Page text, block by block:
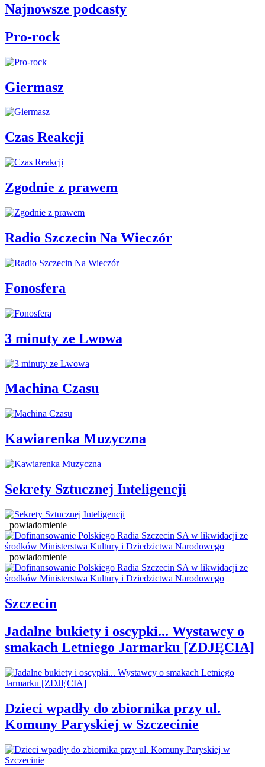
Najnowsze podcasty
Pro-rock
Giermasz
Czas Reakcji
Zgodnie z prawem
Radio Szczecin Na Wieczór
Fonosfera
3 minuty ze Lwowa
Machina Czasu
Kawiarenka Muzyczna
Sekrety Sztucznej Inteligencji
powiadomienie
powiadomienie
Szczecin
Jadalne bukiety i oscypki... Wystawcy o
smakach Letniego Jarmarku [ZDJĘCIA]
Dzieci wpadły do zbiornika przy ul.
Komuny Paryskiej w Szczecinie